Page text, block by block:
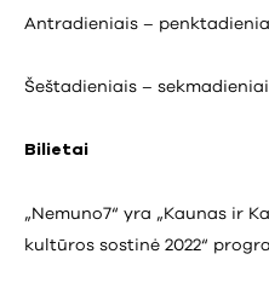
Antradieniais –
Šeštadieniais –
Bilietai
„Nemuno7“ yra „Kaunas ir
kultūros sostinė 2022“